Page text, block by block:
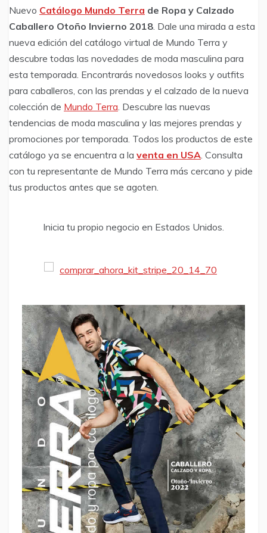
Nuevo Catálogo Mundo Terra de Ropa y Calzado
Caballero Otoño Invierno 2018 . Dale una mirada a esta
nueva edición del catálogo virtual de Mundo Terra y
descubre todas las novedades de moda masculina para
esta temporada. Encontrarás novedosos looks y outfits
para caballeros, con las prendas y el calzado de la nueva
colección de Mundo Terra . Descubre las nuevas
tendencias de moda masculina y las mejores prendas y
promociones por temporada. Todos los productos de este
catálogo ya se encuentra a la venta en USA . Consulta
con tu representante de Mundo Terra más cercano y pide
tus productos antes que se agoten.
Inicia tu propio negocio en Estados Unidos.